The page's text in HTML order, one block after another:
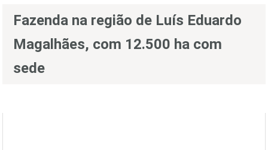
Fazenda na região de Luís Eduardo
Magalhães, com 12.500 ha com
sede